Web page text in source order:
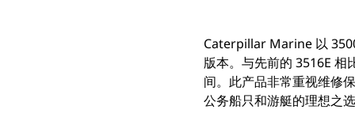
Caterpillar Marine 以
版本。与先前的 3516E
间。此产品非常重视维修
公务船只和游艇的理想之